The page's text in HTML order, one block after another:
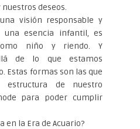
deseos.
visión responsable y
esencia infantil, es
niño y riendo. Y
de lo que estamos
Estas formas son las que
de nuestro
para poder cumplir
en la Era de Acuario?